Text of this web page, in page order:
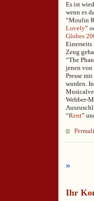
Es ist
wenn es
“Moulin
Lovely”
Globes
Zeug
“The
jenen von
Presse
wurden.
Webber-
“Rent”
»
Ihr